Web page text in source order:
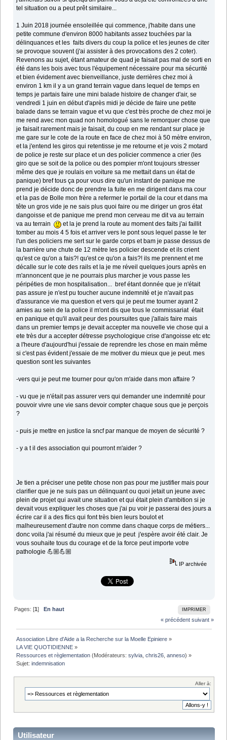
tel situation ou a peut prêt similaire...
1 Juin 2018 journée ensoleillée qui commence, j'habite dans une
petite commune d'environ 8000 habitants assez touchées par la
délinquances et les faits divers du coup la police et les jeunes de citer
se provoque souvent (j'ai assister à des provocations des 2 coter).
Revenons au sujet, étant amateur de quad je faisait pas mal de sorti en
été dans les bois avec tous l'équipement nécessaire pour ma sécurité
et bien évidement avec bienveillance, juste derrières chez moi à
environ 1 km il y a un grand terrain vague dans lequel de temps en
temps je partais faire une mini balade histoire de changer d'air, se
vendredi 1 juin en début d'après midi je décide de faire une petite
balade dans se terrain vague et vu que c'est très proche de chez moi je
me rend avec mon quad non homologué sans le remorquer chose que
je faisait rarement mais je faisait, du coup en me rendant sur place je
me gare sur le cote de la route en face de chez moi à 50 mètre environ,
et la j'entend les giros qui retentisse je me retourne et je vois 2 motard
de police je reste sur place et un des policier commence a crier (les
giro que se soit de la police ou des pompier m'ont toujours stresser
même des que je roulais en voiture sa me mettait dans un état de
panique) bref tous ça pour vous dire qu'un instant de panique me
prend je décide donc de prendre la fuite en me dirigent dans ma cour
et la pas de Bolle mon frère a refermer le portail de la cour et dans ma
tête un gros vide je ne sais plus quoi faire ou me diriger un gros état
dangoisse et de panique me prend mon cerveau me dit va au terrain
va au terrain
et la je prend la route au moment des faits j'ai faillit
tomber au mois 4 5 fois et arriver vers le pont sous lequel passe le ter
l'un des policiers me sert sur le garde corps et bam je passe dessus de
la barrière une chute de 12 mètre les policier descende et ils crient
qu'est ce qu'on a fais?! qu'est ce qu'on a fais?! ils me prennent et me
décalle sur le cote des rails et la je me réveil quelques jours après en
m'annoncent que je ne pourrais plus marcher je vous passe les
péripéties de mon hospitalisation... bref étant donnée que je n'était
pas assure je n'est pu toucher aucune indemnité et je n'avait pas
d'assurance vie ma question et vers qui je peut me tourner ayant 2
amies au sein de la police il m'ont dis que tous le commissariat était
en panique et qu'il avait peur des poursuites que j'allais faire mais
dans un premier temps je devait accepter ma nouvelle vie chose qui a
ete très dur a accepter détresse psychologique crise d'angoisse etc etc
a l'heure d'aujourd'hui j'essaie de reprendre les chose en main même
si c'est pas évident j'essaie de me motiver du mieux que je peut. mes
question sont les suivantes
-vers qui je peut me tourner pour qu'on m'aide dans mon affaire ?
- vu que je n'était pas assurer vers qui demander une indemnité pour
pouvoir vivre une vie sans devoir compter chaque sous que je perçois
?
- puis je mettre en justice la sncf par manque de moyen de sécurité ?
- y a t il des association qui pourront m'aider ?
Je tien a préciser une petite chose non pas pour me justifier mais pour
clarifier que je ne suis pas un délinquant ou quoi jetait un jeune avec
plein de projet qui avait une situation et qui était plein d'ambition si je
devait vous expliquer les choses que j'ai pu voir je passerai des jours a
écrire car il a des flics qui font très bien leurs boulot et
malheureusement d'autre non comme dans chaque corps de métiers...
donc voila j'ai résumé du mieux que je peut j'espère avoir été clair. Je
vous souhaite tous du courage et de la force peut importe votre
pathologie 💪🏼💪🏼
IP archivée
IMPRIMER
Pages: [1]En haut
« précédent suivant »
Association Libre d'Aide a la Recherche sur la Moelle Epiniere »
LA VIE QUOTIDIENNE »
Ressources et règlementation (Modérateurs:sylvia ,chris26 ,anneso) »
Sujet:indemnisation
Aller à:
Utilisateur